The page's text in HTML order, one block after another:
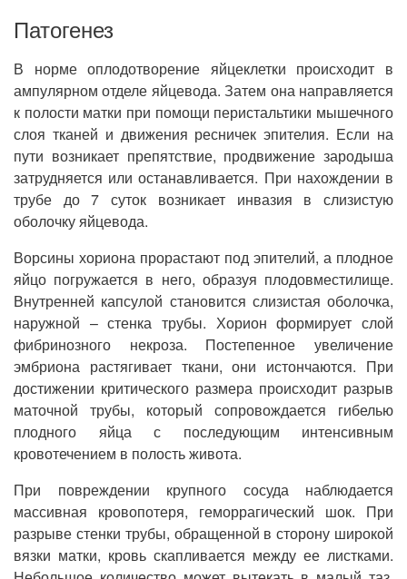
Патогенез
В норме оплодотворение яйцеклетки происходит в
ампулярном отделе яйцевода. Затем она направляется
к полости матки при помощи перистальтики мышечного
слоя тканей и движения ресничек эпителия. Если на
пути возникает препятствие, продвижение зародыша
затрудняется или останавливается. При нахождении в
трубе до 7 суток возникает инвазия в слизистую
оболочку яйцевода.
Ворсины хориона прорастают под эпителий, а плодное
яйцо погружается в него, образуя плодовместилище.
Внутренней капсулой становится слизистая оболочка,
наружной – стенка трубы. Хорион формирует слой
фибринозного некроза. Постепенное увеличение
эмбриона растягивает ткани, они истончаются. При
достижении критического размера происходит разрыв
маточной трубы, который сопровождается гибелью
плодного яйца с последующим интенсивным
кровотечением в полость живота.
При повреждении крупного сосуда наблюдается
массивная кровопотеря, геморрагический шок. При
разрыве стенки трубы, обращенной в сторону широкой
вязки матки, кровь скапливается между ее листками.